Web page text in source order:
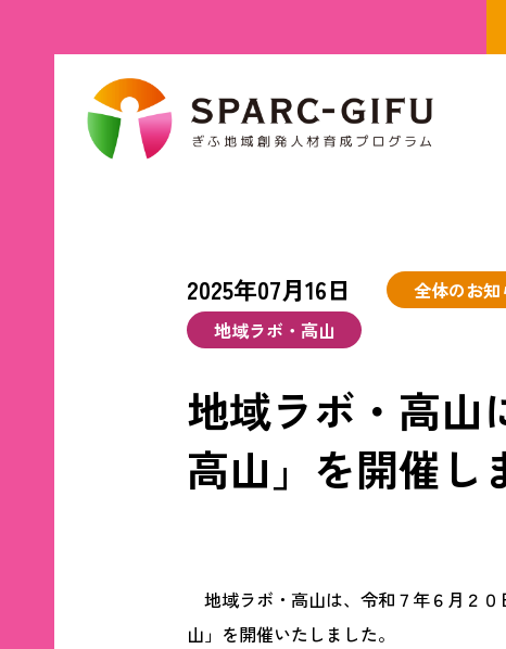
2025年07月16日 全体のお知
地域ラボ・高山
地域ラボ・高山
高山」を開催し
地域ラボ・高山は、令和７年６月２
山」を開催いたしました。